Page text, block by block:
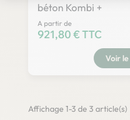
béton Kombi +
A partir de
Prix
921,80 € TTC
Voir
Affichage 1-3 de 3 article(s)